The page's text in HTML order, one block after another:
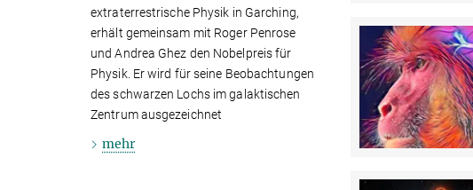
extraterrestrische Physik in Garching,
erhält gemeinsam mit Roger Penrose
und Andrea Ghez den Nobelpreis für
Physik. Er wird für seine Beobachtungen
des schwarzen Lochs im galaktischen
Zentrum ausgezeichnet
mehr